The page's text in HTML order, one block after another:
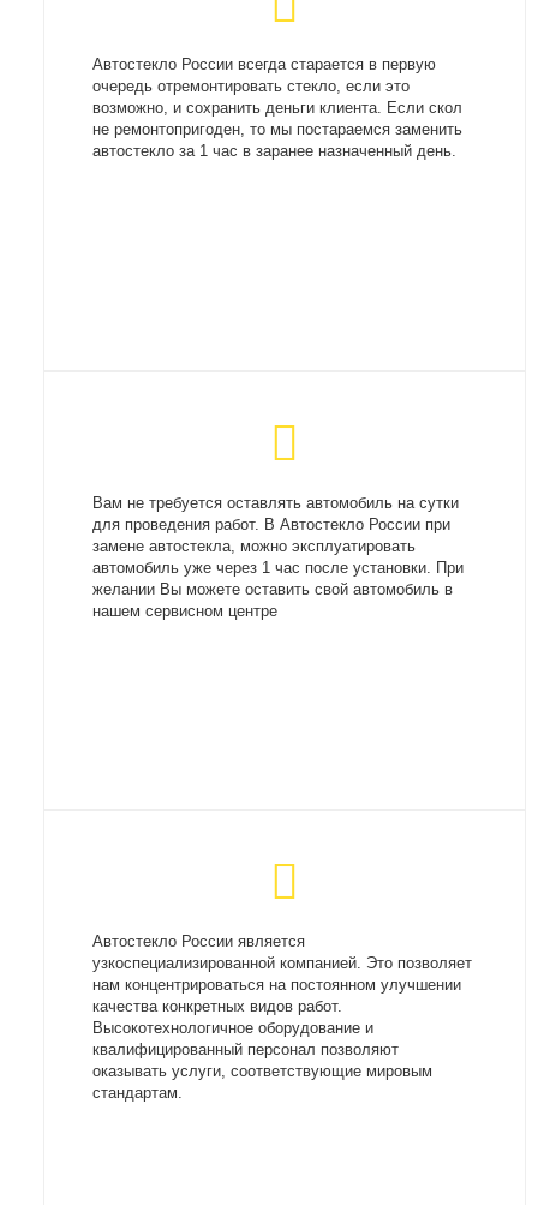
Автостекло России всегда старается в первую
очередь отремонтировать стекло, если это
возможно, и сохранить деньги клиента. Если скол
не ремонтопригоден, то мы постараемся заменить
автостекло за 1 час в заранее назначенный день.
Вам не требуется оставлять автомобиль на сутки
для проведения работ. В Автостекло России при
замене автостекла, можно эксплуатировать
автомобиль уже через 1 час после установки. При
желании Вы можете оставить свой автомобиль в
нашем сервисном центре
Автостекло России является
узкоспециализированной компанией. Это позволяет
нам концентрироваться на постоянном улучшении
качества конкретных видов работ.
Высокотехнологичное оборудование и
квалифицированный персонал позволяют
оказывать услуги, соответствующие мировым
стандартам.